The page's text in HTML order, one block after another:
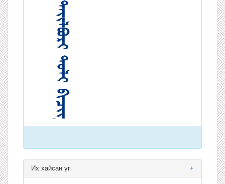
+
Их хайсан үг